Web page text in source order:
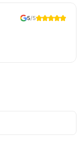
5/5